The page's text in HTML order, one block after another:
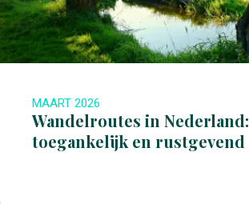
MAART 2026
Wandelroutes in Nederland:
toegankelijk en rustgevend